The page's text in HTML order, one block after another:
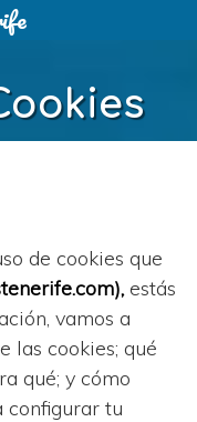
de cookies que
),estás
vamos a
las cookies; qué
qué; y cómo
configurar tu